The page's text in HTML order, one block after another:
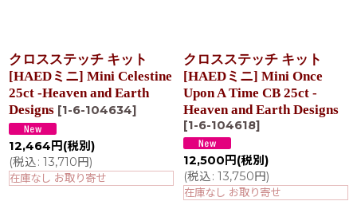
クロスステッチ キット
[HAEDミニ] Mini Celestine
25ct -Heaven and Earth
Designs [1-6-104634]
12,464 円 (税別)
(税込: 13,710円)
在庫なし お取り寄せ
クロスステッチ キット
[HAEDミニ] Mini Once
Upon A Time CB 25ct -
Heaven and Earth Designs
[1-6-104618]
12,500 円 (税別)
(税込: 13,750円)
在庫なし お取り寄せ